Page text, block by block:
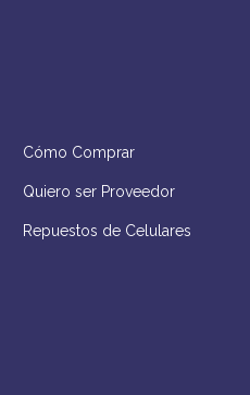
Cómo Comprar
Quiero ser Proveedor
Repuestos de Celulares